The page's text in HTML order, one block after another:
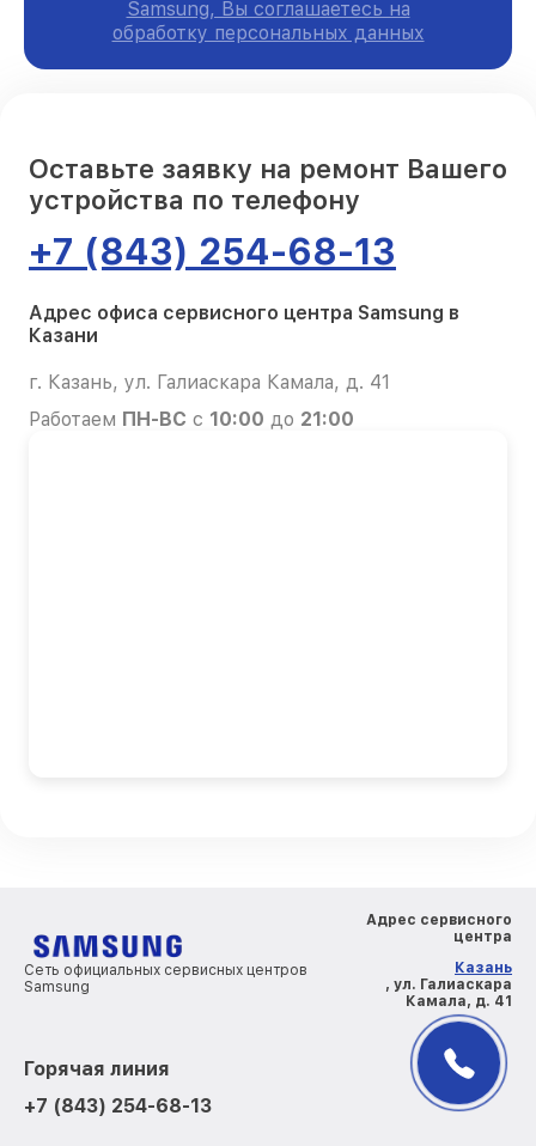
Samsung, Вы соглашаетесь на
обработку персональных данных
Оставьте заявку на ремонт Вашего
устройства по телефону
+7 (843) 254-68-13
Адрес офиса сервисного центра Samsung в
Казани
г. Казань, ул. Галиаскара Камала, д. 41
Работаем ПН-ВС с 10:00 до 21:00
Сеть официальных сервисных центров
Samsung
Адрес сервисного
центра
Казань
, ул. Галиаскара
Камала, д. 41
Горячая линия
+7 (843) 254-68-13